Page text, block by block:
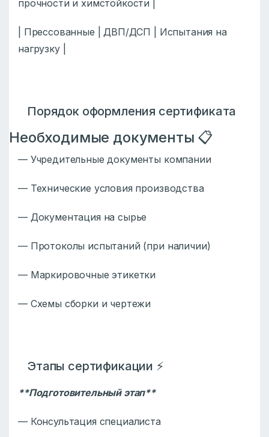
прочности и химстойкости |
| Прессованные | ДВП/ДСП | Испытания на
нагрузку |
Порядок оформления сертификата
Необходимые документы 📋
— Учредительные документы компании
— Технические условия производства
— Документация на сырье
— Протоколы испытаний (при наличии)
— Маркировочные этикетки
— Схемы сборки и чертежи
Этапы сертификации ⚡
**Подготовительный этап**
— Консультация специалиста